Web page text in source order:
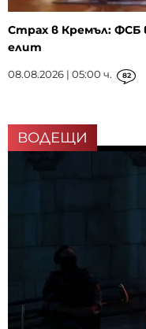
Страх в Кремъл: ФСБ
елит
08.08.2026 | 05:00 ч. 82
ВОДЕЩИ